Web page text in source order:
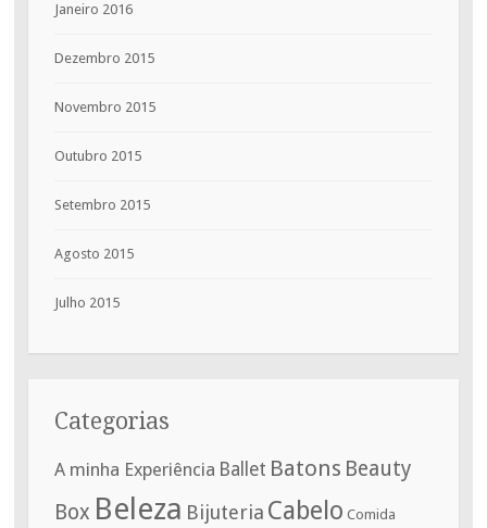
Janeiro 2016
Dezembro 2015
Novembro 2015
Outubro 2015
Setembro 2015
Agosto 2015
Julho 2015
Categorias
A minha Experiência Ballet Batons Beauty
Box Beleza Bijuteria Cabelo Comida